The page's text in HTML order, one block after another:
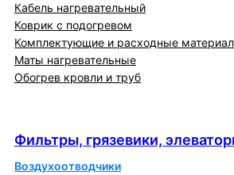
Кабель нагревательный
Коврик с подогревом
Комплектующие и расходные
Маты нагревательные
Обогрев кровли и труб
Фильтры, грязевики,
Воздухоотводчики